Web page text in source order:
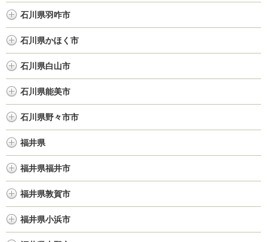
石川県羽咋市
石川県かほく市
石川県白山市
石川県能美市
石川県野々市市
福井県
福井県福井市
福井県敦賀市
福井県小浜市